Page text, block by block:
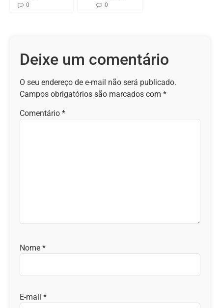
0
0
Deixe um comentário
O seu endereço de e-mail não será publicado.
Campos obrigatórios são marcados com *
Comentário *
Nome *
E-mail *